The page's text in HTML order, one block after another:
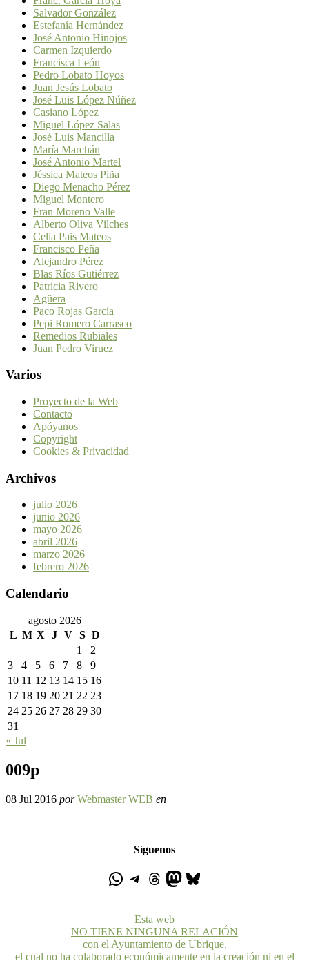
Salvador González
Estefanía Hernández
José Antonio Hinojos
Carmen Izquierdo
Francisca León
Pedro Lobato Hoyos
Juan Jesús Lobato
José Luis López Núñez
Casiano López
Miguel López Salas
José Luis Mancilla
María Marchán
José Antonio Martel
Jéssica Mateos Piña
Diego Menacho Pérez
Miguel Montero
Fran Moreno Valle
Alberto Oliva Vilches
Celia Pais Mateos
Francisco Peña
Alejandro Pérez
Blas Ríos Gutiérrez
Patricia Rivero
Agüera
Paco Rojas García
Pepi Romero Carrasco
Remedios Rubiales
Juan Pedro Viruez
Varios
Proyecto de la Web
Contacto
Apóyanos
Copyright
Cookies & Privacidad
Archivos
julio 2026
junio 2026
mayo 2026
abril 2026
marzo 2026
febrero 2026
Calendario
agosto 2026
L M X J V S D
1
2
3
4 5 6 7 8
9
10 11 12 13 14 15 16
17 18 19 20 21 22 23
24 25 26 27 28 29 30
31
« Jul
009p
08 Jul 2016 por Webmaster WEB en
Síguenos
Esta web
NO TIENE NINGUNA RELACIÓN
con el Ayuntamiento de Ubrique,
el cual no ha colaborado económicamente en la creación ni en el